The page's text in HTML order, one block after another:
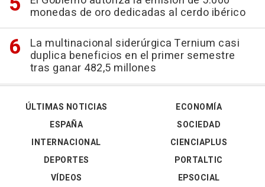
monedas de oro dedicadas al cerdo ibérico
La multinacional siderúrgica Ternium casi
duplica beneficios en el primer semestre
tras ganar 482,5 millones
ÚLTIMAS NOTICIAS
ESPAÑA
INTERNACIONAL
DEPORTES
VÍDEOS
ECONOMÍA
SOCIEDAD
CIENCIAPLUS
PORTALTIC
EPSOCIAL